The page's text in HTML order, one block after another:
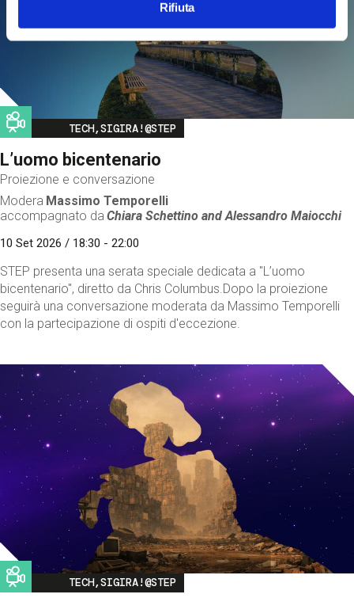
Rifiuta
Image
TECH,SIGIRA!@STEP
L’uomo bicentenario
Proiezione e conversazione
Modera Massimo Temporelli
accompagnato da Chiara Schettino andAlessandro Maiocchi
10 Set 2026 / 18:30 - 22:00
STEP presenta una serata speciale dedicata a "L’uomo
bicentenario", diretto da Chris Columbus.Dopo la proiezione
seguirà una conversazione moderata da Massimo Temporelli
con la partecipazione di ospiti d'eccezione.
Image
TECH,SIGIRA!@STEP